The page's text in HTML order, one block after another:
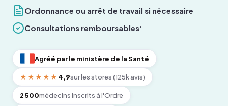
Ordonnance ou arrêt de travail si nécessaire
Consultations remboursables*
Agréé par le ministère de la Santé
★★★★★ 4,9sur les stores (125k avis)
2 500médecins inscrits à l'Ordre